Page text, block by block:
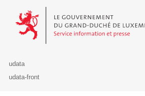
Le Gouvernement du Grand-Duché de
udata
udata-front